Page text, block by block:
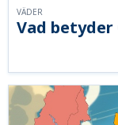
Vad betyder
VÄDER